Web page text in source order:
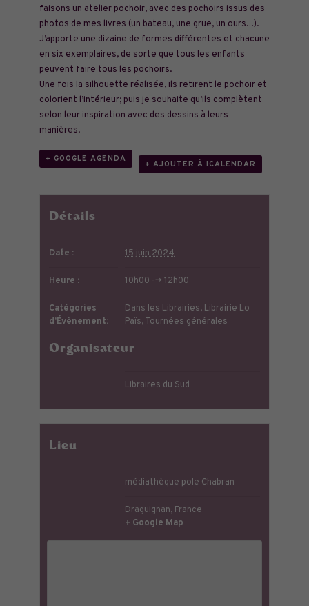
faisons un atelier pochoir, avec des pochoirs issus des
photos de mes livres (un bateau, une grue, un ours…).
J’apporte une dizaine de formes différentes et chacune
en six exemplaires, de sorte que tous les enfants
peuvent faire tous les pochoirs.
Une fois la silhouette réalisée, ils retirent le pochoir et
colorient l’intérieur; puis je souhaite qu’ils complètent
selon leur inspiration avec des dessins à leurs
manières.
+ GOOGLE AGENDA
+ AJOUTER À ICALENDAR
Détails
Date : 15 juin 2024
Heure : 10h00 --> 12h00
Catégories
d’Évènement:
Dans les Librairies, Librairie Lo
Païs,Tournées générales
Organisateur
Libraires du Sud
Lieu
médiathèque pole Chabran
Draguignan, France
+ Google Map